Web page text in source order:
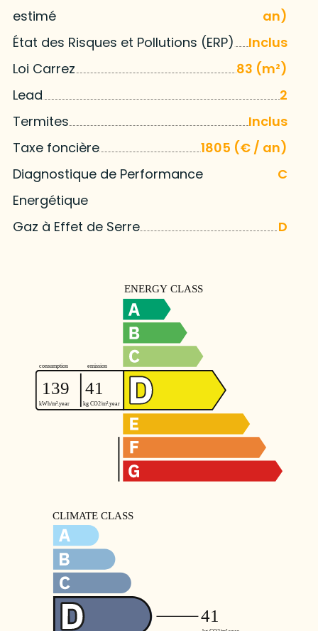
estimé
an)
État des Risques et Pollutions (ERP)
Inclus
Loi Carrez
83 (m²)
Lead
2
Termites
Inclus
Taxe foncière
1805 (€ / an)
Diagnostique de Performance
Energétique
C
Gaz à Effet de Serre D